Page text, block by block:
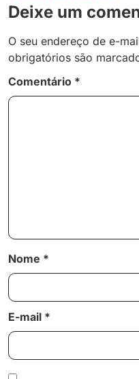
Deixe um
O seu endereço de e-
obrigatórios são
Comentário *
Nome *
E-mail *